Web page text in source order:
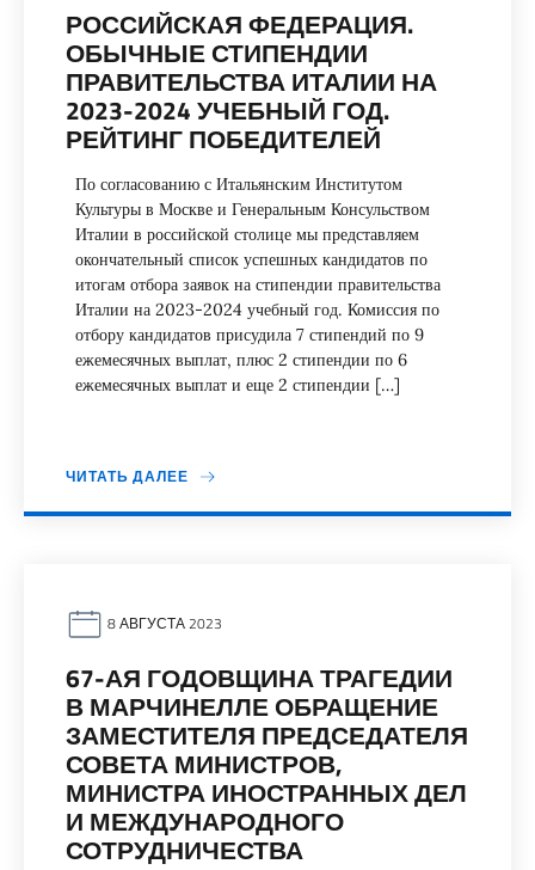
РОССИЙСКАЯ ФЕДЕРАЦИЯ.
ОБЫЧНЫЕ СТИПЕНДИИ
ПРАВИТЕЛЬСТВА ИТАЛИИ НА
2023-2024 УЧЕБНЫЙ ГОД.
РЕЙТИНГ ПОБЕДИТЕЛЕЙ
По согласованию с Итальянским Институтом
Культуры в Москве и Генеральным Консульством
Италии в российской столице мы представляем
окончательный список успешных кандидатов по
итогам отбора заявок на стипендии правительства
Италии на 2023-2024 учебный год. Комиссия по
отбору кандидатов присудила 7 стипендий по 9
ежемесячных выплат, плюс 2 стипендии по 6
ежемесячных выплат и еще 2 стипендии […]
ЧИТАТЬ ДАЛЕЕ
8 АВГУСТА 2023
67-АЯ ГОДОВЩИНА ТРАГЕДИИ
В МАРЧИНЕЛЛЕ ОБРАЩЕНИЕ
ЗАМЕСТИТЕЛЯ ПРЕДСЕДАТЕЛЯ
СОВЕТА МИНИСТРОВ,
МИНИСТРА ИНОСТРАННЫХ ДЕЛ
И МЕЖДУНАРОДНОГО
СОТРУДНИЧЕСТВА